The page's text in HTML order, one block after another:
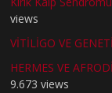
views
VİTİLİGO VE
HERMES VE
9.673 views